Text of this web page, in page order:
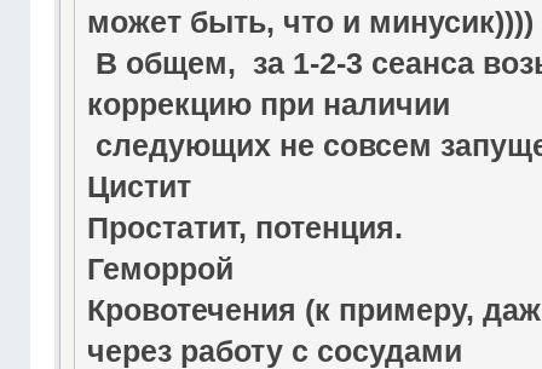
может быть, что и минусик))))
В общем, за 1-2-3 сеанса
коррекцию при наличии
следующих не совсем
Цистит
Простатит, потенция.
Геморрой
Кровотечения (к примеру,
через работу с сосудами